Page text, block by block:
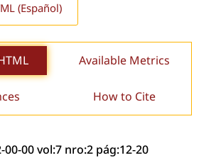
(Español)
Available Metrics
How to Cite
00 vol:7 nro:2 pág:12-20